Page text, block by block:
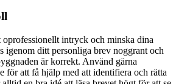
intryck och minska dina
igenom ditt personliga brev noggrant och
är korrekt. Använd gärna
för att få hjälp med att identifiera och rätta